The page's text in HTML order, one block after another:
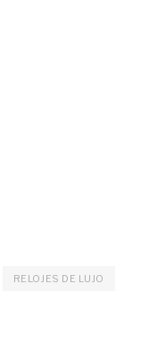
RELOJES DE LUJO